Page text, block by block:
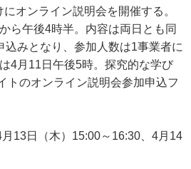
オンライン説明会を開催する。
ら午後4時半。内容は両日とも同
込みとなり、参加人数は1事業者に
4月11日午後5時。探究的な学び
トのオンライン説明会参加申込フ
13日（木）15:00～16:30、4月14